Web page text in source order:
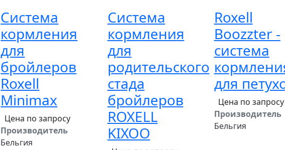
Система
кормления
для
бройлеров
Roxell
Minimax
Цена по запросу
Производитель
Бельгия
Система
кормления
для
родительского
стада
бройлеров
ROXELL
KIXOO
Roxell
Boozzter -
система
для
Цена по запросу
Производитель
Бельгия